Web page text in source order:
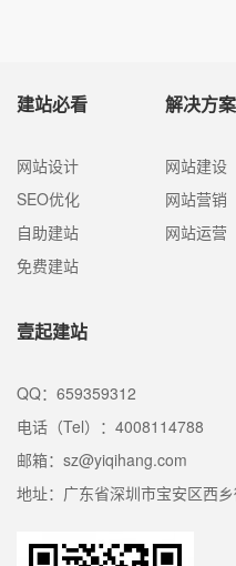
建站必看
网站设计
SEO优化
自助建站
免费建站
解决方案
网站建设
网站营销
网站运营
壹起建站
QQ：659359312
电话（Tel）：4008114788
邮箱：sz@yiqihang.com
地址：广东省深圳市宝安区西